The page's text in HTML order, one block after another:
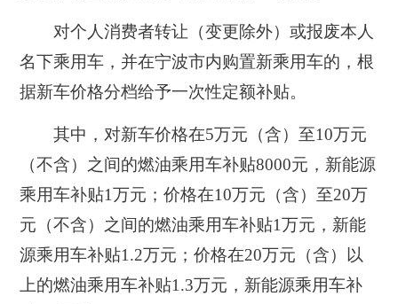
对个人消费者转让（变更除外）或报废本人
名下乘用车，并在宁波市内购置新乘用车的，根
据新车价格分档给予一次性定额补贴。
其中，对新车价格在5万元（含）至10万元
（不含）之间的燃油乘用车补贴8000元，新能源
乘用车补贴1万元；价格在10万元（含）至20万
元（不含）之间的燃油乘用车补贴1万元，新能
源乘用车补贴1.2万元；价格在20万元（含）以
上的燃油乘用车补贴1.3万元，新能源乘用车补